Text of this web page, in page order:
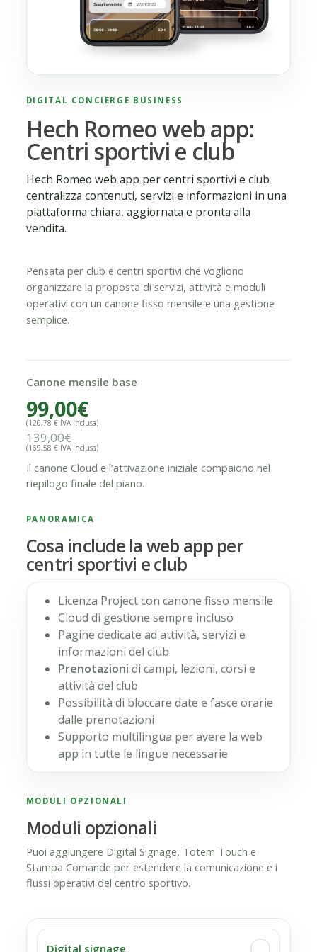
DIGITAL CONCIERGE BUSINESS
Hech Romeo web app:
Centri sportivi e club
Hech Romeo web app per centri sportivi e club
centralizza contenuti, servizi e informazioni in una
piattaforma chiara, aggiornata e pronta alla
vendita.
Pensata per club e centri sportivi che vogliono
organizzare la proposta di servizi, attività e moduli
operativi con un canone fisso mensile e una gestione
semplice.
Canone mensile base
99,00€
(120,78 € IVA inclusa)
139,00€
(169,58 € IVA inclusa)
Il canone Cloud e l’attivazione iniziale compaiono nel
riepilogo finale del piano.
PANORAMICA
Cosa include la web app per
centri sportivi e club
Licenza Project con canone fisso mensile
Cloud di gestione sempre incluso
Pagine dedicate ad attività, servizi e
informazioni del club
Prenotazioni di campi, lezioni, corsi e
attività del club
Possibilità di bloccare date e fasce orarie
dalle prenotazioni
Supporto multilingua per avere la web
app in tutte le lingue necessarie
MODULI OPZIONALI
Moduli opzionali
Puoi aggiungere Digital Signage, Totem Touch e
Stampa Comande per estendere la comunicazione e i
flussi operativi del centro sportivo.
Digital signage